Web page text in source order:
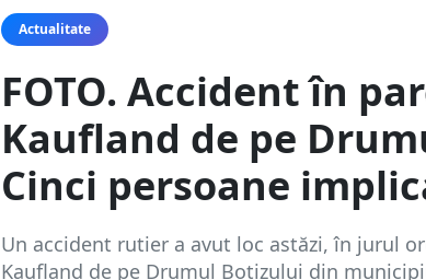
Actualitate
FOTO. Accident în
Kaufland de pe
Cinci persoane
Un accident rutier a avut loc astăzi, în jurul
Kaufland de pe Drumul Botizului din